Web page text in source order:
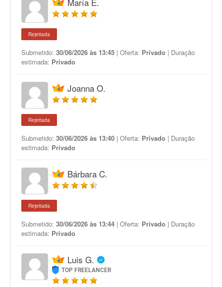
Rejeitada
Submetido: 30/06/2026 às 13:45 | Oferta: Privado | Duração
estimada: Privado
Joanna O.
Rejeitada
Submetido: 30/06/2026 às 13:40 | Oferta: Privado | Duração
estimada: Privado
Bárbara C.
Rejeitada
Submetido: 30/06/2026 às 13:44 | Oferta: Privado | Duração
estimada: Privado
Luis G.
TOP FREELANCER